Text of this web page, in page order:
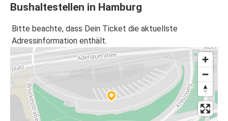
Bushaltestellen in Hamburg
Bitte beachte, dass Dein Ticket die aktuellste
Adressinformation enthält.